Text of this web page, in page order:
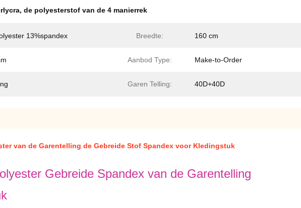
, de polyesterstof van de 4 manierrek
13%spandex Breedte: 160 cm
Aanbod Type: Make-to-Order
Garen Telling: 40D+40D
van de Garentelling de Gebreide Stof Spandex voor Kledingstuk
Gebreide Spandex van de Garentelling